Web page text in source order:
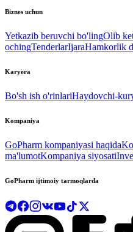
Biznes uchun
Yetkazib beruvchi bo'lingOlib
ochingTenderlarIjaraHamkorlik
Karyera
Bo'sh ish o'rinlariHaydovchi-
Kompaniya
GoPharm kompaniyasi haqida
ma'lumotKompaniya siyosati
GoPharm ijtimoiy tarmoqlarda